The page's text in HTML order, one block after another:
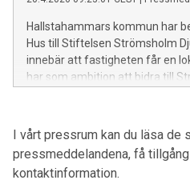
Hallstahammars kommun har
Hus till Stiftelsen Strömsholm
innebär att fastigheten får en
har som ambition att bidra till
I vårt pressrum kan du läsa de
pressmeddelandena, få
kontaktinformation.